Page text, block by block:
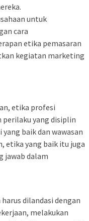
untuk
cara
etika pemasaran
kegiatan marketing
etika profesi
yang disiplin
baik dan wawasan
etika yang baik itu juga
jawab dalam
dilandasi dengan
melakukan